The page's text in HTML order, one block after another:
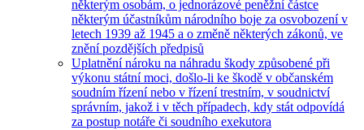
některým osobám, o jednorázové peněžní částce
některým účastníkům národního boje za osvobození v
letech 1939 až 1945 a o změně některých zákonů, ve
znění pozdějších předpisů
Uplatnění nároku na náhradu škody způsobené při
výkonu státní moci, došlo-li ke škodě v občanském
soudním řízení nebo v řízení trestním, v soudnictví
správním, jakož i v těch případech, kdy stát odpovídá
za postup notáře či soudního exekutora